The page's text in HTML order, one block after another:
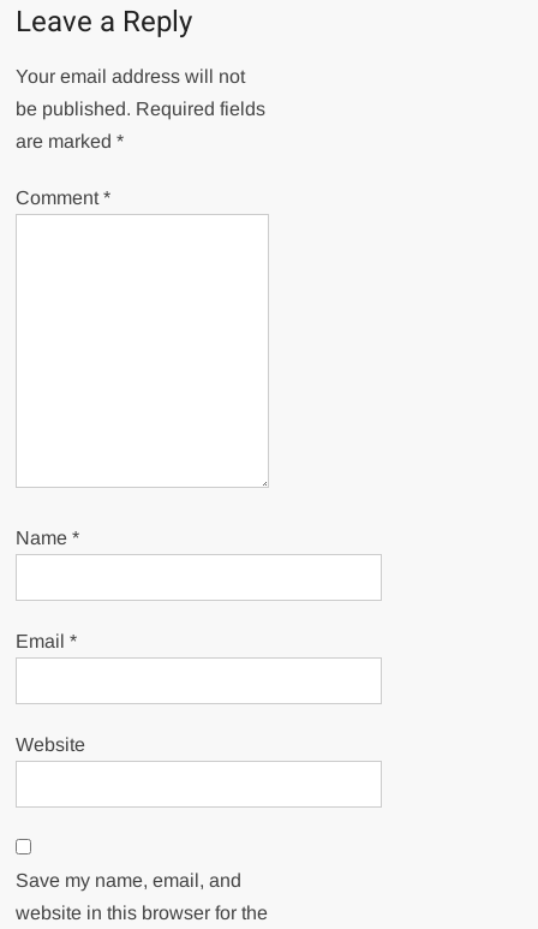
Leave a Reply
Your email address will not
be published. Required fields
are marked*
Comment*
Name*
Email*
Website
Save my name, email, and
website in this browser for the